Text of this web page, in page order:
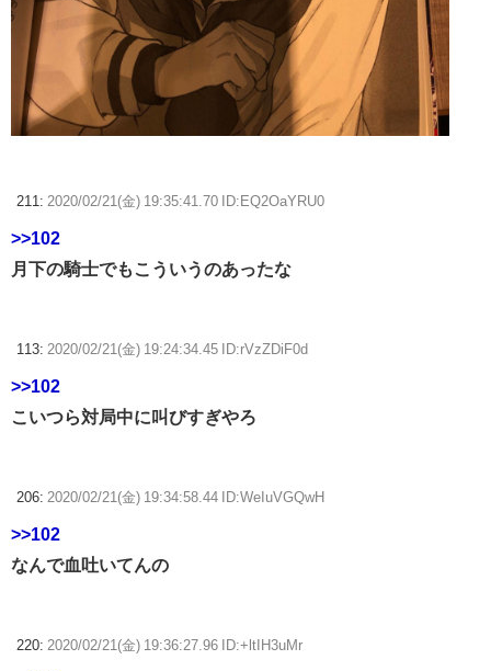
211: 2020/02/21(金) 19:35:41.70 ID:EQ2OaYRU0
>>102
月下の騎士でもこういうのあったな
113: 2020/02/21(金) 19:24:34.45 ID:rVzZDiF0d
>>102
こいつら対局中に叫びすぎやろ
206: 2020/02/21(金) 19:34:58.44 ID:WeIuVGQwH
>>102
なんで血吐いてんの
220: 2020/02/21(金) 19:36:27.96 ID:+ltIH3uMr